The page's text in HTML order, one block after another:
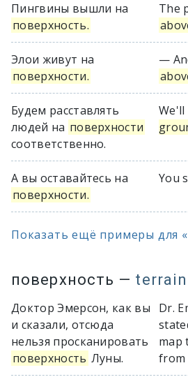
Пингвины вышли на
поверхность.
The
Элои живут на
поверхности.
—
Будем расставлять
людей на поверхности
соответственно.
We'll
А вы оставайтесь на
поверхности.
You
Показать ещё примеры для
поверхность — terrain
Доктор Эмерсон, как вы
и сказали, отсюда
нельзя просканировать
поверхность Луны.
Dr.
map
from